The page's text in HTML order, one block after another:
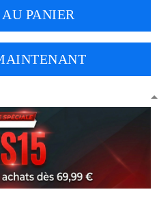
PANIER